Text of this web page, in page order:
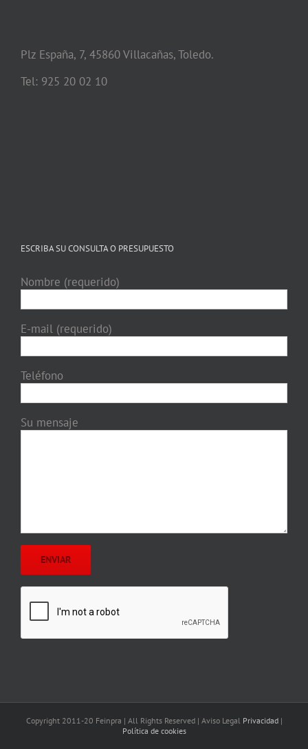
Plz España, 7, 45860 Villacañas, Toledo.
Tel: 925 20 02 10
ESCRIBA SU CONSULTA O PRESUPUESTO
Nombre (requerido)
E-mail (requerido)
Teléfono
Su mensaje
Copyright 2011-20 Feinpra | All Rights Reserved | Aviso Legal Privacidad|
Política de cookies